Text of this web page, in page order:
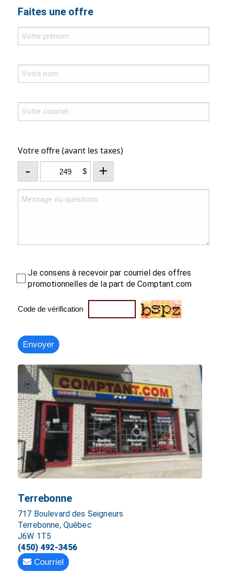
Faites une offre
Votre offre (avant les taxes)
- $ +
Je consens à recevoir par courriel des offres
promotionnelles de la part de Comptant.com
Code de vérification
Terrebonne
717 Boulevard des Seigneurs
Terrebonne, Québec
J6W 1T5
(450) 492-3456
Courriel